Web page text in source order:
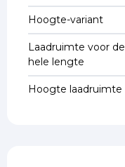
Hoogte-variant
Laadruimte voor de
hele lengte
Hoogte laadruimte